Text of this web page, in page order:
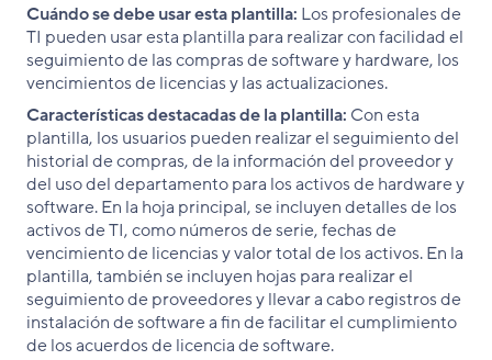
Cuándo se debe usar esta plantilla: Los profesionales de
TI pueden usar esta plantilla para realizar con facilidad el
seguimiento de las compras de software y hardware, los
vencimientos de licencias y las actualizaciones.
Características destacadas de la plantilla: Con esta
plantilla, los usuarios pueden realizar el seguimiento del
historial de compras, de la información del proveedor y
del uso del departamento para los activos de hardware y
software. En la hoja principal, se incluyen detalles de los
activos de TI, como números de serie, fechas de
vencimiento de licencias y valor total de los activos. En la
plantilla, también se incluyen hojas para realizar el
seguimiento de proveedores y llevar a cabo registros de
instalación de software a fin de facilitar el cumplimiento
de los acuerdos de licencia de software.